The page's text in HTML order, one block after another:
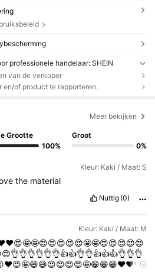
professionele handelaar: SHEIN
van de verkoper
en/of product te rapporteren.
Meer bekijken
Grootte
100%
Groot
0%
Kleur: Kaki / Maat: S
the material
Nuttig (0)
Kleur: Kaki / Maat: M